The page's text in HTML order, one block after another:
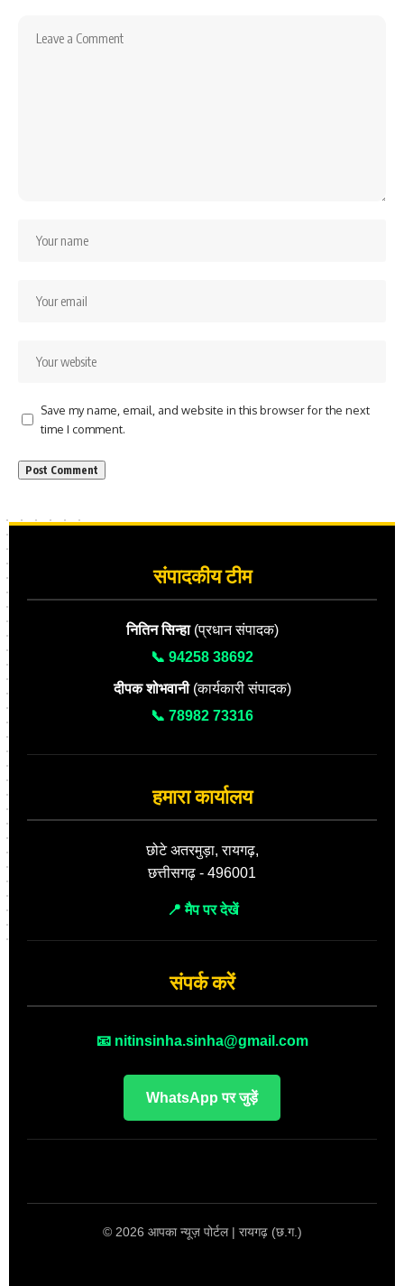
Save my name, email, and website in this browser for the next
time I comment.
संपादकीय टीम
नितिन सिन्हा(प्रधान संपादक)
📞 94258 38692
दीपक शोभवानी(कार्यकारी संपादक)
📞 78982 73316
हमारा कार्यालय
छोटे अतरमुड़ा, रायगढ़,
छत्तीसगढ़ - 496001
📍 मैप पर देखें
संपर्क करें
📧 nitinsinha.sinha@gmail.com
WhatsApp पर जुड़ें
© 2026 आपका न्यूज़ पोर्टल | रायगढ़ (छ.ग.)